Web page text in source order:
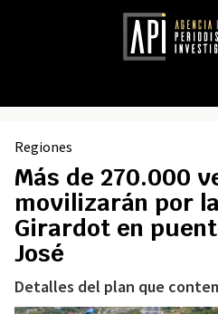
Regiones
Más de 270.000
movilizarán por
Girardot en
José
Detalles del plan que